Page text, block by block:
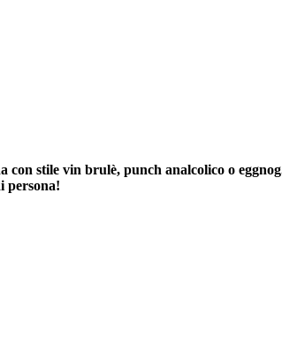
stile vin brulè, punch analcolico o
persona!